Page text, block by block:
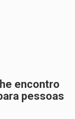
encontro
pessoas